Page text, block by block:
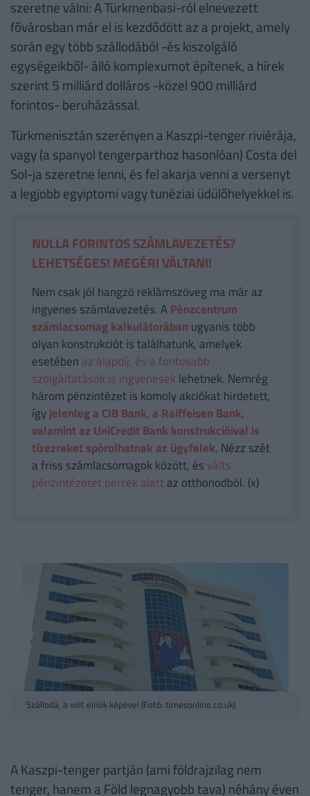
szeretne válni: A Türkmenbasi-ról elnevezett
fővárosban már el is kezdődött az a projekt, amely
során egy több szállodából -és kiszolgáló
egységeikből- álló komplexumot építenek, a hírek
szerint 5 milliárd dolláros -közel 900 milliárd
forintos- beruházással.
Türkmenisztán szerényen a Kaszpi-tenger riviérája,
vagy (a spanyol tengerparthoz hasonlóan) Costa del
Sol-ja szeretne lenni, és fel akarja venni a versenyt
a legjobb egyiptomi vagy tunéziai üdülőhelyekkel is.
NULLA FORINTOS SZÁMLAVEZETÉS?
LEHETSÉGES! MEGÉRI VÁLTANI!
Nem csak jól hangzó reklámszöveg ma már az
ingyenes számlavezetés. APénzcentrum
számlacsomag kalkulátorában ugyanis több
olyan konstrukciót is találhatunk, amelyek
esetében az alapdíj, és a fontosabb
szolgáltatások is ingyenesek lehetnek. Nemrég
három pénzintézet is komoly akciókat hirdetett,
ígyjelenleg a CIB Bank, a Raiffeisen Bank,
valamint az UniCredit Bank konstrukcióival is
tízezreket spórolhatnak az ügyfelek. Nézz szét
a friss számlacsomagok között, és válts
pénzintézetet percek alattaz otthonodból. (x)
Szálloda, a volt elnök képével (Fotó: timesonline.co.uk)
A Kaszpi-tenger partján (ami földrajzilag nem
tenger, hanem a Föld legnagyobb tava) néhány éven